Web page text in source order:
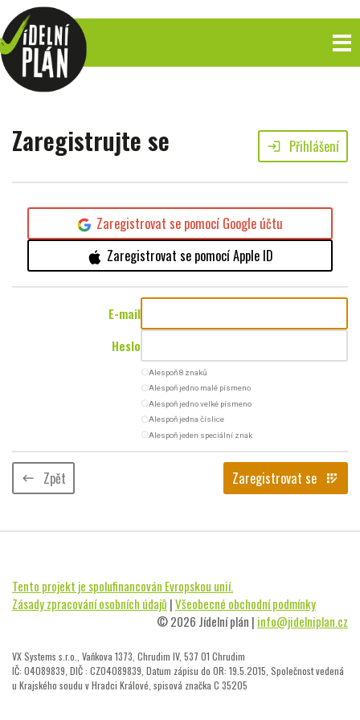
Zaregistrujte se login Přihlášení
Zaregistrovat se pomocí Google účtu
Zaregistrovat se pomocí Apple ID
E-mail
Heslo
radio_button_uncheckedAlespoň 8 znaků
radio_button_uncheckedAlespoň jedno malé písmeno
radio_button_uncheckedAlespoň jedno velké písmeno
radio_button_uncheckedAlespoň jedna číslice
radio_button_uncheckedAlespoň jeden speciální znak
keyboard_backspace Zpět Zaregistrovat se app_registration
Tento projekt je spolufinancován Evropskou unií.
Zásady zpracování osobních údajů |Všeobecné obchodní podmínky
© 2026 Jídelní plán | info@jidelniplan.cz
VX Systems s.r.o., Vaňkova 1373, Chrudim IV, 537 01 Chrudim
IČ: 04089839, DIČ : CZ04089839, Datum zápisu do OR: 19.5.2015, Společnost vedená
u Krajského soudu v Hradci Králové, spisová značka C 35205